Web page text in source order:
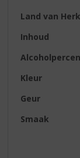
Land van
Inhoud
Kleur
Geur
Smaak